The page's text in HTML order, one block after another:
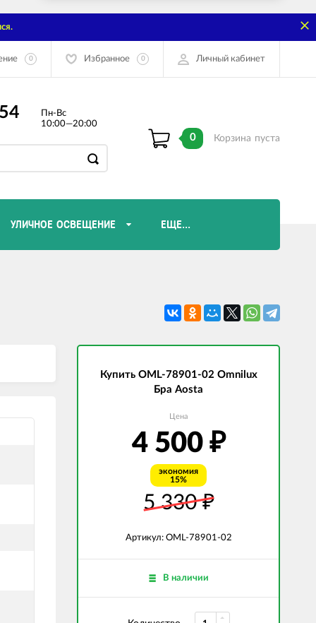
0 Избранное 0 Личный кабинет
Пн-Вс
10:00—20:00
0 Корзина пуста
УЛИЧНОЕ ОСВЕЩЕНИЕ ЕЩЕ...
СВЕТОДИОДНЫЕ ЛАМПЫ
Купить OML-78901-02 Omnilux
Бра Aosta
Цена
4 500 ₽
экономия
15%
5 330₽
Артикул: OML-78901-02
В наличии